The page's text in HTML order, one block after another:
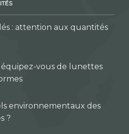
: attention aux quantités
équipez-vous de lunettes
environnementaux des
?